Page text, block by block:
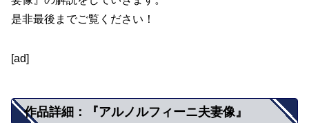
是非最後までご覧ください！
[ad]
作品詳細：『アルノルフィーニ夫妻像』